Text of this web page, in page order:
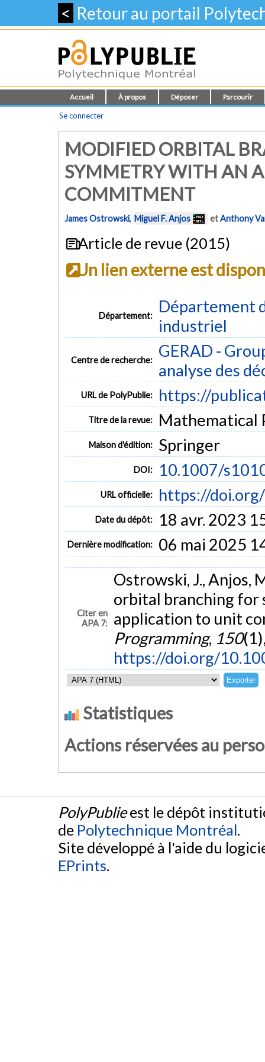
< Retour au portail
Accueil À propos Déposer Parcourir
Se connecter
MODIFIED ORBITAL
SYMMETRY WITH AN
COMMITMENT
James Ostrowski, Miguel F. Anjos etAnthony
Article de revue (2015)
Un lien externe est
Département:
Département
industriel
Centre de recherche:
GERAD -
analyse des
URL de PolyPublie: https://
Titre de la revue: Mathematical
Maison d'édition: Springer
DOI: 10.1007/
URL officielle: https://
Date du dépôt: 18 avr. 2023
Dernière modification: 06 mai 2025
Citer en
APA 7:
Ostrowski, J., Anjos,
orbital branching
application to unit
Programming, 150
https://doi.org/
Statistiques
Actions réservées au
PolyPublieest le dépôt
de Polytechnique Montréal.
Site développé à l'aide du
EPrints.